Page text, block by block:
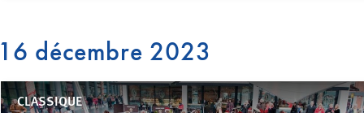
16 décembre 2023
CLASSIQUE